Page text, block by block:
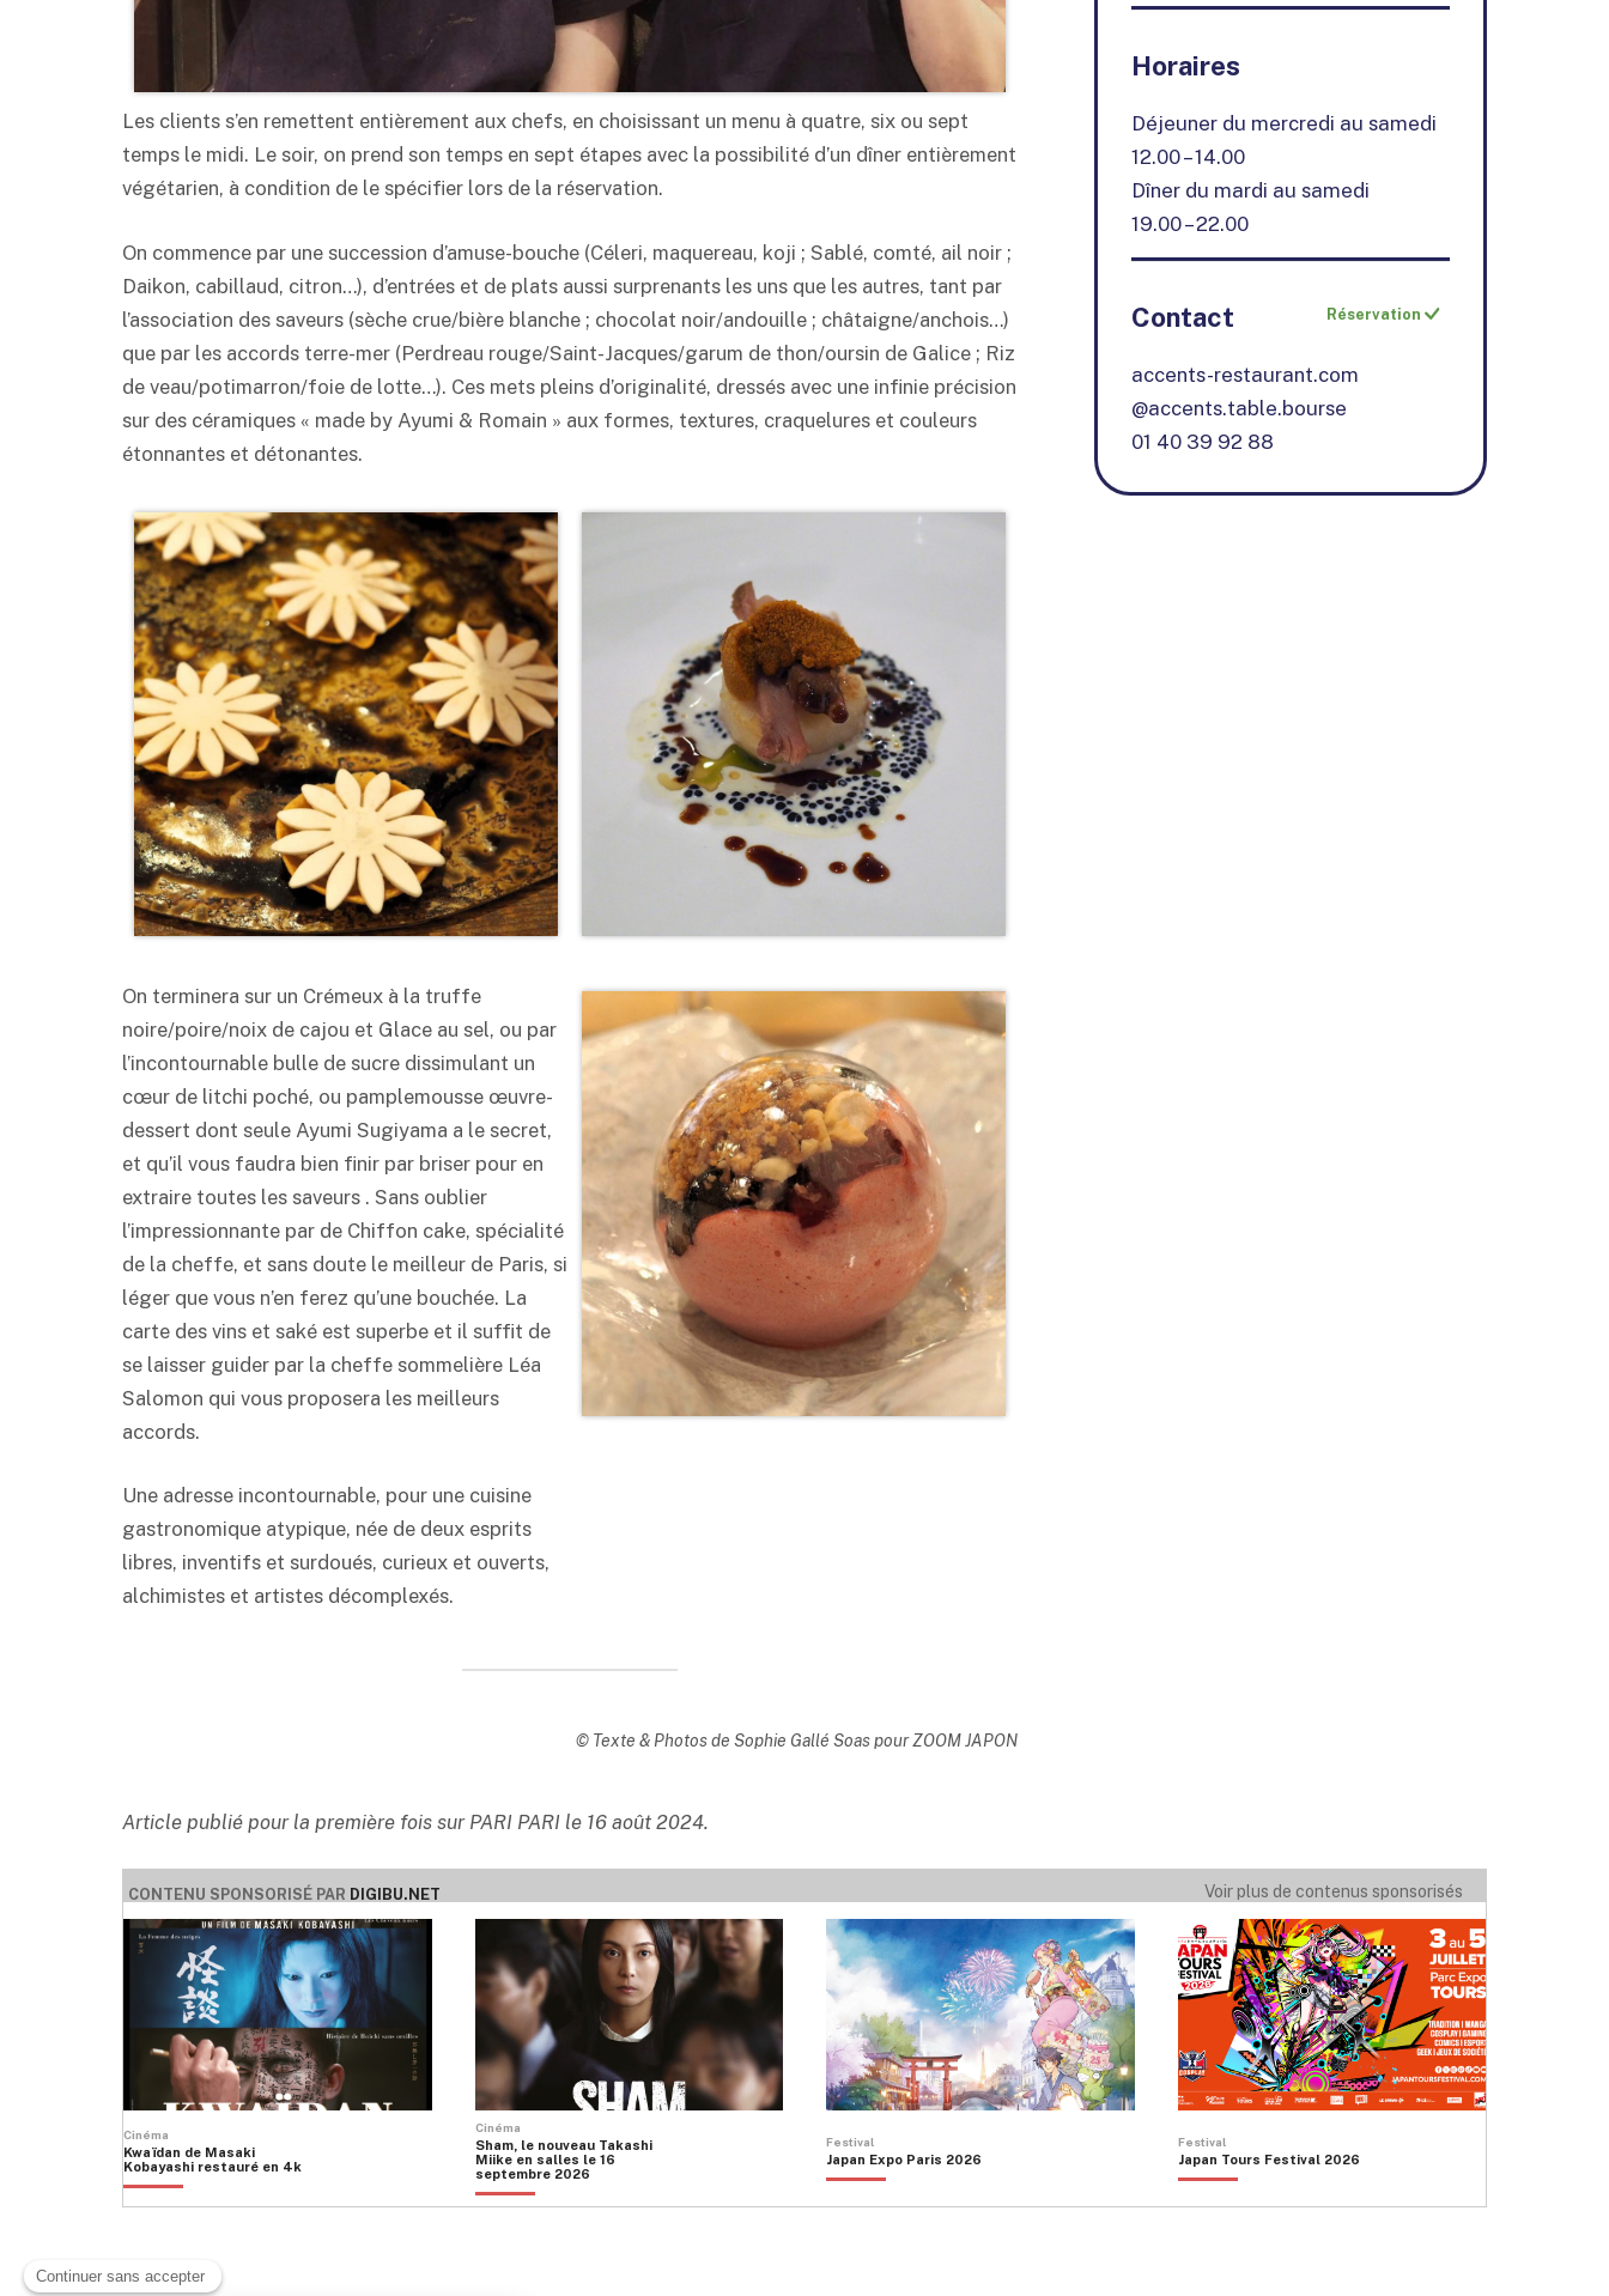
Les clients s’en remettent entièrement aux chefs, en choisissant un menu à quatre, six ou sept
temps le midi. Le soir, on prend son temps en sept étapes avec la possibilité d’un dîner entièrement
végétarien, à condition de le spécifier lors de la réservation.
On commence par une succession d’amuse-bouche (Céleri, maquereau, koji ; Sablé, comté, ail noir ;
Daikon, cabillaud, citron…), d’entrées et de plats aussi surprenants les uns que les autres, tant par
l’association des saveurs (sèche crue/bière blanche ; chocolat noir/andouille ; châtaigne/anchois…)
que par les accords terre-mer (Perdreau rouge/Saint-Jacques/garum de thon/oursin de Galice ; Riz
de veau/potimarron/foie de lotte…). Ces mets pleins d’originalité, dressés avec une infinie précision
sur des céramiques « made by Ayumi & Romain » aux formes, textures, craquelures et couleurs
étonnantes et détonantes.
On terminera sur un Crémeux à la truffe
noire/poire/noix de cajou et Glace au sel, ou par
l’incontournable bulle de sucre dissimulant un
cœur de litchi poché, ou pamplemousse œuvre-
dessert dont seule Ayumi Sugiyama a le secret,
et qu’il vous faudra bien finir par briser pour en
extraire toutes les saveurs . Sans oublier
l’impressionnante par de Chiffon cake, spécialité
de la cheffe, et sans doute le meilleur de Paris, si
léger que vous n’en ferez qu’une bouchée. La
carte des vins et saké est superbe et il suffit de
se laisser guider par la cheffe sommelière Léa
Salomon qui vous proposera les meilleurs
accords.
Une adresse incontournable, pour une cuisine
gastronomique atypique, née de deux esprits
libres, inventifs et surdoués, curieux et ouverts,
alchimistes et artistes décomplexés.
© Texte & Photos de Sophie Gallé Soas pour ZOOM JAPON
Article publié pour la première fois sur PARI PARI le 16 août 2024.
Horaires
Déjeuner du mercredi au samedi
12.00 – 14.00
Dîner du mardi au samedi
19.00 – 22.00
Contact Réservation
accents-restaurant.com
@accents.table.bourse
01 40 39 92 88
CONTENU SPONSORISÉ PAR DIGIBU.NET Voir plus de contenus sponsorisés
Cinéma
Kwaïdan de Masaki
Kobayashi restauré en 4k
Cinéma
Sham, le nouveau Takashi
Miike en salles le 16
septembre 2026
Festival
Japan Expo Paris 2026
Festival
Japan Tours Festival 2026